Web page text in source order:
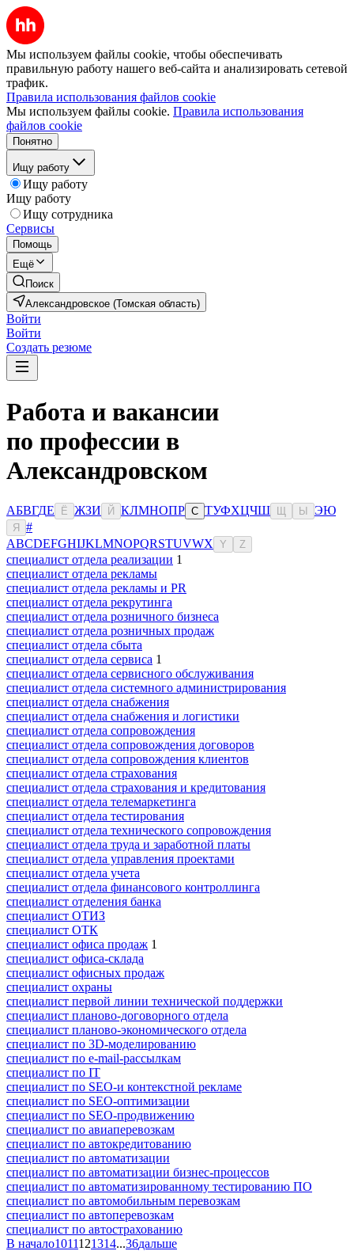
Мы используем файлы cookie, чтобы обеспечивать
правильную работу нашего веб-сайта и анализировать сетевой
трафик.
Правила использования файлов cookie
Мы используем файлы cookie. Правила использования
файлов cookie
Понятно
Ищу работу
Ищу работу
Ищу работу
Ищу сотрудника
Сервисы
Помощь
Ещё
Поиск
Александровское (Томская область)
Войти
Войти
Создать резюме
Работа и вакансии
по профессии в
Александровском
АБВГДЕ Ё ЖЗИ Й КЛМНОПР С ТУФХЦЧШ Ы ЭЮ
Я
#
ABCDEFGHIJKLMNOPQRSTUVWX Y Z
специалист отдела реализации 1
специалист отдела рекламы
специалист отдела рекламы и PR
специалист отдела рекрутинга
специалист отдела розничного бизнеса
специалист отдела розничных продаж
специалист отдела сбыта
специалист отдела сервиса 1
специалист отдела сервисного обслуживания
специалист отдела системного администрирования
специалист отдела снабжения
специалист отдела снабжения и логистики
специалист отдела сопровождения
специалист отдела сопровождения договоров
специалист отдела сопровождения клиентов
специалист отдела страхования
специалист отдела страхования и кредитования
специалист отдела телемаркетинга
специалист отдела тестирования
специалист отдела технического сопровождения
специалист отдела труда и заработной платы
специалист отдела управления проектами
специалист отдела учета
специалист отдела финансового контроллинга
специалист отделения банка
специалист ОТИЗ
специалист ОТК
специалист офиса продаж 1
специалист офиса-склада
специалист офисных продаж
специалист охраны
специалист первой линии технической поддержки
специалист планово-договорного отдела
специалист планово-экономического отдела
специалист по 3D-моделированию
специалист по e-mail-рассылкам
специалист по IT
специалист по SEO-и контекстной рекламе
специалист по SEO-оптимизации
специалист по SEO-продвижению
специалист по авиаперевозкам
специалист по автокредитованию
специалист по автоматизации
специалист по автоматизации бизнес-процессов
специалист по автоматизированному тестированию ПО
специалист по автомобильным перевозкам
специалист по автоперевозкам
специалист по автострахованию
В начало1011121314...36дальше